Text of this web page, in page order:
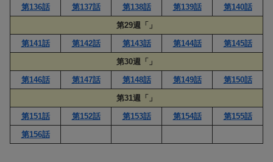
第136話
第137話 第138話 第139話
第140話
第29週「」
第141話
第142話 第143話 第144話
第145話
第30週「」
第146話
第147話 第148話 第149話
第150話
第31週「」
第151話
第152話 第153話 第154話
第155話
第156話